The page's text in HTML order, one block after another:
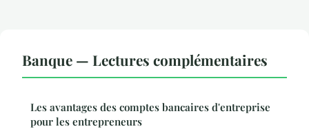
Banque — Lectures complémentaires
Les avantages des comptes bancaires d'entreprise
pour les entrepreneurs